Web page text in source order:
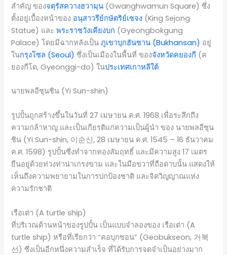
สำคัญ ของจตุรัสควางฮวามุน (Gwanghwamun Square) ซึ่ง
ตั้งอยู่เบื้องหน้าของ อนุสาวรีย์กษัตริย์เซจง (King Sejong
Statue) และพระราชวังเคียงบก (Gyeongbokgung
Palace) โดยมีฉากหลังเป็นภูเขาบุกฮันซาน (Bukhansan) อยู่
ในกรุงโซล (Seoul) ซึ่งเป็นเมืองในพื้นที่ ของจังหวัดคยองกี (ค
ยองกีโด, Gyeonggi-do) ในประเทศเกาหลีใต้
นายพลอีซุนชิน (Yi Sun-shin)
รูปปั้นถูกสร้างขึ้นในวันที่ 27 เมษายน ค.ศ. 1968 เพื่อระลึกถึง
ความกล้าหาญ และเป็นเกียรติแก่ความเป็นผู้นำ ของ นายพลอีซุน
ชิน (Yi Sun-shin, 이순신, 28 เมษายน ค.ศ. 1545 – 16 ธันวาคม
ค.ศ. 1598) รูปปั้นซึ่งทำจากทองสัมฤทธิ์ และมีความสูง 17 เมตร
ยืนอยู่ด้วยท่วงท่าน่าเกรงขาม และในมือขวาที่ถือดาบนั้น แสดงให้
เห็นถึงความพยายามในการปกป้องชาติ และจิตวิญญาณแห่ง
ความรักชาติ
เรือเต่า (A turtle ship)
ที่บริเวณด้านหน้าของรูปปั้น เป็นแบบจำลองของ เรือเต่า (A
turtle ship) หรือที่เรียกว่า “คอบุกซอน” (Geobukseon, 거북
선) ซึ่งเป็นอีกหนึ่งความสำเร็จ ที่ได้รับการจดจำเป็นอย่างมาก